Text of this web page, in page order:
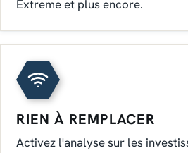
Extreme et plus encore.
RIEN À REMPLACER
Activez l'analyse sur les